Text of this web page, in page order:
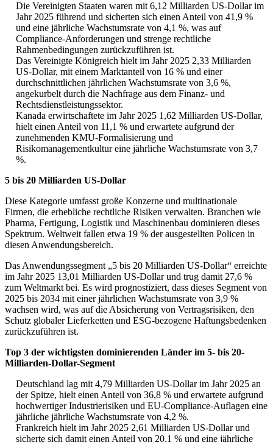
Die Vereinigten Staaten waren mit 6,12 Milliarden US-Dollar im
Jahr 2025 führend und sicherten sich einen Anteil von 41,9 %
und eine jährliche Wachstumsrate von 4,1 %, was auf
Compliance-Anforderungen und strenge rechtliche
Rahmenbedingungen zurückzuführen ist.
Das Vereinigte Königreich hielt im Jahr 2025 2,33 Milliarden
US-Dollar, mit einem Marktanteil von 16 % und einer
durchschnittlichen jährlichen Wachstumsrate von 3,6 %,
angekurbelt durch die Nachfrage aus dem Finanz- und
Rechtsdienstleistungssektor.
Kanada erwirtschaftete im Jahr 2025 1,62 Milliarden US-Dollar,
hielt einen Anteil von 11,1 % und erwartete aufgrund der
zunehmenden KMU-Formalisierung und
Risikomanagementkultur eine jährliche Wachstumsrate von 3,7
%.
5 bis 20 Milliarden US-Dollar
Diese Kategorie umfasst große Konzerne und multinationale
Firmen, die erhebliche rechtliche Risiken verwalten. Branchen wie
Pharma, Fertigung, Logistik und Maschinenbau dominieren dieses
Spektrum. Weltweit fallen etwa 19 % der ausgestellten Policen in
diesen Anwendungsbereich.
Das Anwendungssegment „5 bis 20 Milliarden US-Dollar“ erreichte
im Jahr 2025 13,01 Milliarden US-Dollar und trug damit 27,6 %
zum Weltmarkt bei. Es wird prognostiziert, dass dieses Segment von
2025 bis 2034 mit einer jährlichen Wachstumsrate von 3,9 %
wachsen wird, was auf die Absicherung von Vertragsrisiken, den
Schutz globaler Lieferketten und ESG-bezogene Haftungsbedenken
zurückzuführen ist.
Top 3 der wichtigsten dominierenden Länder im 5- bis 20-
Milliarden-Dollar-Segment
Deutschland lag mit 4,79 Milliarden US-Dollar im Jahr 2025 an
der Spitze, hielt einen Anteil von 36,8 % und erwartete aufgrund
hochwertiger Industrierisiken und EU-Compliance-Auflagen eine
jährliche jährliche Wachstumsrate von 4,2 %.
Frankreich hielt im Jahr 2025 2,61 Milliarden US-Dollar und
sicherte sich damit einen Anteil von 20,1 % und eine jährliche